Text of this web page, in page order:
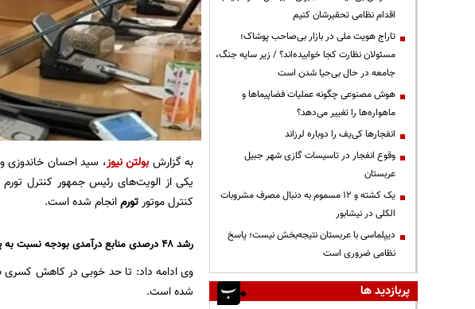
به گزارش بولتن نیوز، سید احسان خاندوزی
یکی از الویت‌های رئیس جمهور کنترل
کنترل موتورتورمانجام شده است.
رشد ۴۸ درصدی منابع درآمدی بودجه نسبت به پارسال
شده است.
اقدام نظامی تحقیرشان کنیم
تاراج هویت ملی در بازار بی‌صاحب پوشاک؛
مسئولان نظارت کجا خوابیده‌اند؟ / زیر سایه جنگ،
جامعه در حال بی‌حیا شدن است
هوش مصنوعی چگونه عملیات فضاپیماها و
ماهواره‌ها را تغییر می‌دهد؟
انفجارها کی‌یف را دوباره لرزاند
وقوع انفجار در تاسیسات گازی شهر جبیل
عربستان
یک کشته و ۱۲ مسموم به دنبال مصرف مشروبات
الکلی در نیشابور
دیپلماسی با عربستان نتیجه‌بخش نیست؛ پاسخ
نظامی ضروری است
پربازدید ها